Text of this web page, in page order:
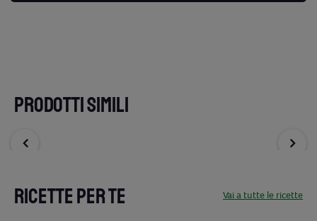
PRODOTTI SIMILI
RICETTE PER TE Vai a tutte le ricette